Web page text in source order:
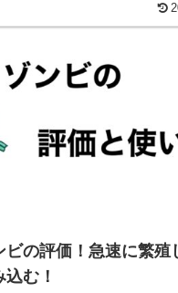
ビの評価！急速に繁殖
む！